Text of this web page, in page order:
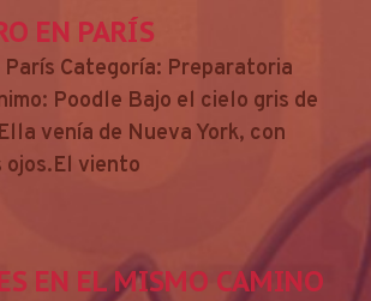
EN PARÍS
París Categoría: Preparatoria
Poodle Bajo el cielo gris de
venía de Nueva York, con
ojos.El viento
EN EL MISMO CAMINO